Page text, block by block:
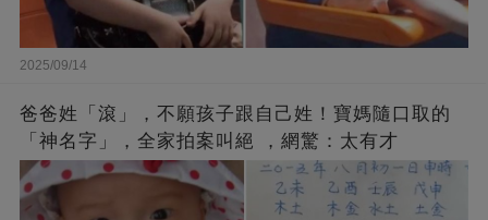
2025/09/14
爸爸姓「滾」，不願孩子跟自己姓！寶媽隨口取的
「神名字」，全家拍案叫絕 ，網驚：太有才